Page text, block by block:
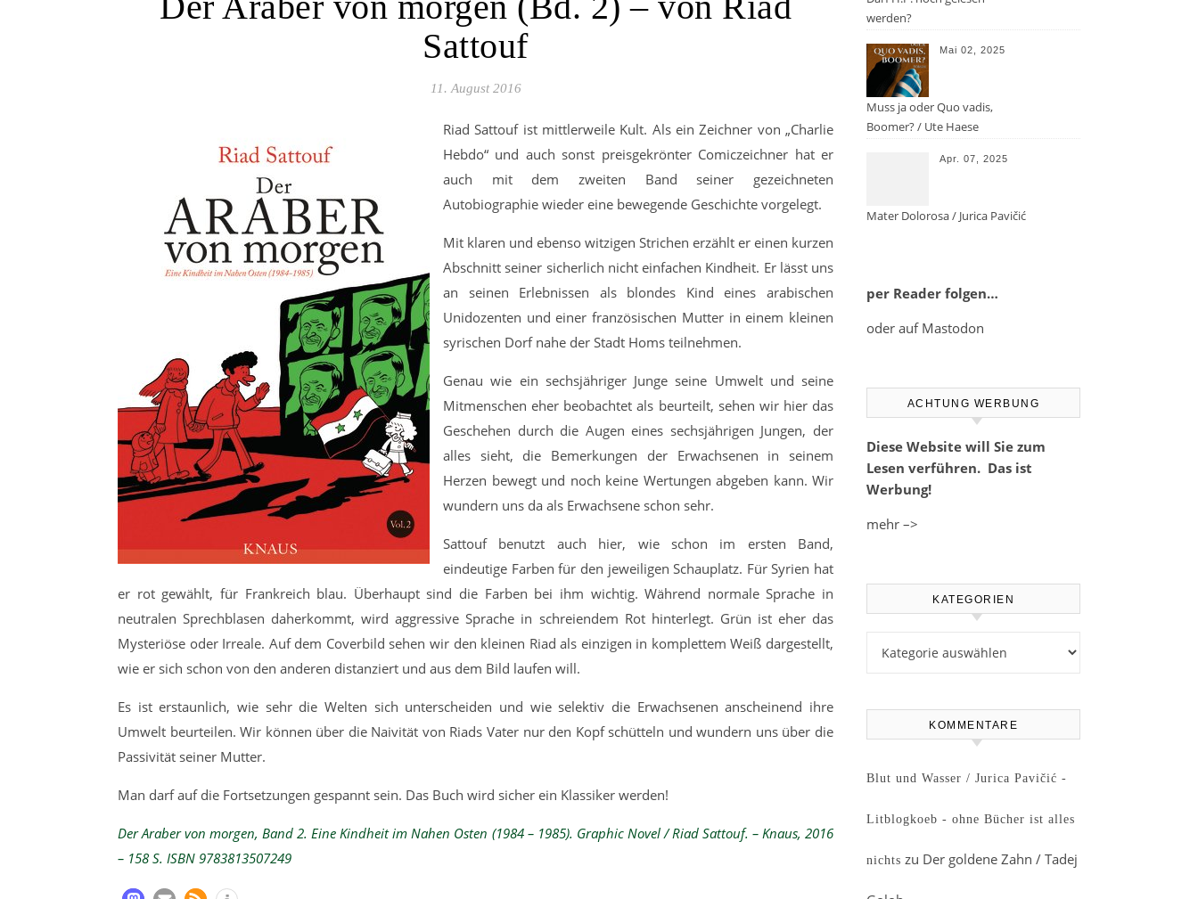
Sattouf
11. August 2016
Riad Sattouf ist mittlerweile Kult. Als ein Zeichner von „Charlie
Hebdo“ und auch sonst preisgekrönter Comiczeichner hat er
auch mit dem zweiten Band seiner gezeichneten
Autobiographie wieder eine bewegende Geschichte vorgelegt.
Mit klaren und ebenso witzigen Strichen erzählt er einen kurzen
Abschnitt seiner sicherlich nicht einfachen Kindheit. Er lässt uns
an seinen Erlebnissen als blondes Kind eines arabischen
Unidozenten und einer französischen Mutter in einem kleinen
syrischen Dorf nahe der Stadt Homs teilnehmen.
Genau wie ein sechsjähriger Junge seine Umwelt und seine
Mitmenschen eher beobachtet als beurteilt, sehen wir hier das
Geschehen durch die Augen eines sechsjährigen Jungen, der
alles sieht, die Bemerkungen der Erwachsenen in seinem
Herzen bewegt und noch keine Wertungen abgeben kann. Wir
wundern uns da als Erwachsene schon sehr.
Sattouf benutzt auch hier, wie schon im ersten Band,
eindeutige Farben für den jeweiligen Schauplatz. Für Syrien hat
er rot gewählt, für Frankreich blau. Überhaupt sind die Farben bei ihm wichtig. Während normale Sprache in
neutralen Sprechblasen daherkommt, wird aggressive Sprache in schreiendem Rot hinterlegt. Grün ist eher das
Mysteriöse oder Irreale. Auf dem Coverbild sehen wir den kleinen Riad als einzigen in komplettem Weiß dargestellt,
wie er sich schon von den anderen distanziert und aus dem Bild laufen will.
Es ist erstaunlich, wie sehr die Welten sich unterscheiden und wie selektiv die Erwachsenen anscheinend ihre
Umwelt beurteilen. Wir können über die Naivität von Riads Vater nur den Kopf schütteln und wundern uns über die
Passivität seiner Mutter.
Man darf auf die Fortsetzungen gespannt sein. Das Buch wird sicher ein Klassiker werden!
Der Araber von morgen, Band 2. Eine Kindheit im Nahen Osten (1984 – 1985). Graphic Novel / Riad Sattouf. – Knaus, 2016
– 158 S. ISBN 9783813507249
werden?
Mai 02, 2025
Muss ja oder Quo vadis,
Boomer? / Ute Haese
Apr. 07, 2025
Mater Dolorosa / Jurica Pavičić
per Reader folgen…
oder auf Mastodon
ACHTUNG WERBUNG
Diese Website will Sie zum
Lesen verführen. Das ist
Werbung!
mehr –>
KATEGORIEN
KOMMENTARE
Blut und Wasser / Jurica Pavičić -
Litblogkoeb - ohne Bücher ist alles
nichts zu Der goldene Zahn / Tadej